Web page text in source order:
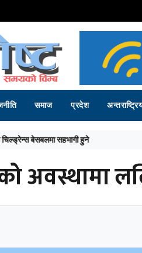
समाज प्रदेश
जलाशयको विनाश, ढलको अतिक्रमण र
अवस्थामा